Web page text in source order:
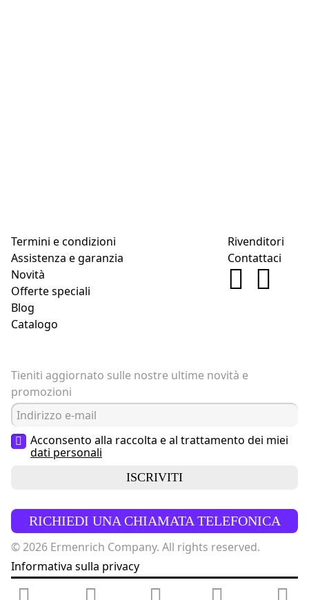
Termini e condizioni
Assistenza e garanzia
Novità
Offerte speciali
Blog
Catalogo
Rivenditori
Contattaci
Tieniti aggiornato sulle nostre ultime novità e
promozioni
Acconsento alla raccolta e al trattamento dei miei
dati personali
ISCRIVITI
RICHIEDI UNA CHIAMATA TELEFONICA
© 2026 Ermenrich Company. All rights reserved.
Informativa sulla privacy